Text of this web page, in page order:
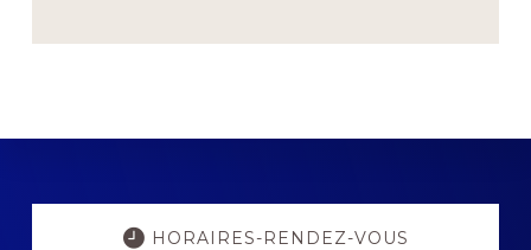
Explore
HORAIRES-RENDEZ-VOUS